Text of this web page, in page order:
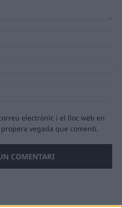
electrònic i el lloc web en
vegada que comenti.